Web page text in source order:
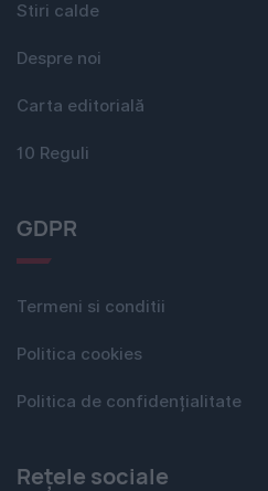
Stiri calde
Despre noi
Carta editorială
10 Reguli
GDPR
Termeni si conditii
Politica cookies
Politica de confidențialitate
Rețele sociale